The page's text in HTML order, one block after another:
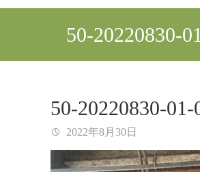
50-20220830-
50-20220830-01-
2022年8月30日